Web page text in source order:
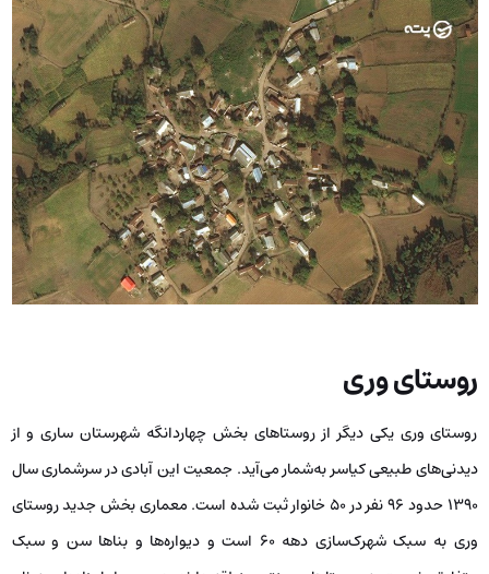
روستای وری
روستای وری یکی دیگر از روستاهای بخش چهاردانگه شهرستان ساری و از
دیدنی‌های طبیعی کیاسر به‌شمار می‌آید. جمعیت این آبادی در سرشماری سال
۱۳۹۰ حدود ۹۶ نفر در ۵۰ خانوار ثبت شده است. معماری بخش جدید روستای
وری به سبک شهرک‌سازی دهه ۶۰ است و دیواره‌ها و بناها سن و سبک